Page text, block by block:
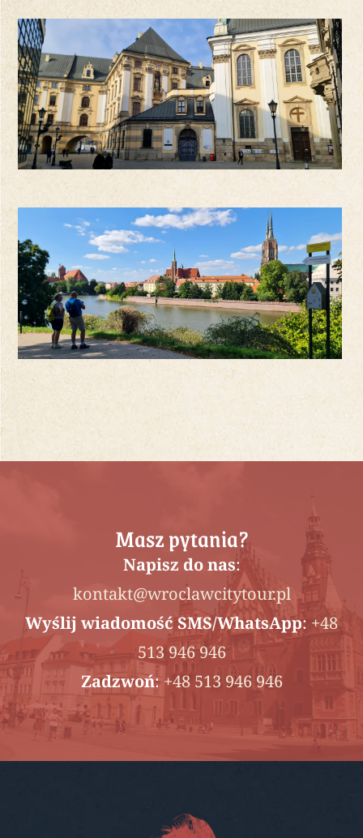
Masz pytania?
Napisz do nas:
kontakt@wroclawcitytour.pl
Wyślij wiadomość SMS/WhatsApp: +48
513 946 946
Zadzwoń:+48 513 946 946